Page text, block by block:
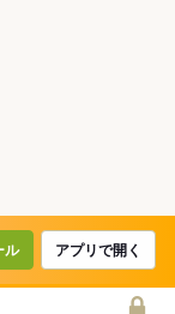
ル アプリで開く